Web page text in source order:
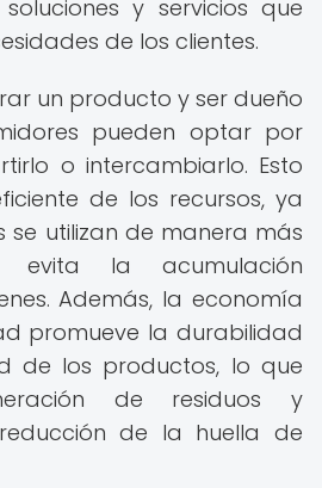
y servicios que
de los clientes.
un producto y ser dueño
pueden optar por
o intercambiarlo. Esto
de los recursos, ya
se utilizan de manera más
evita la acumulación
Además, la economía
promueve la durabilidad
de los productos, lo que
de residuos y
de la huella de